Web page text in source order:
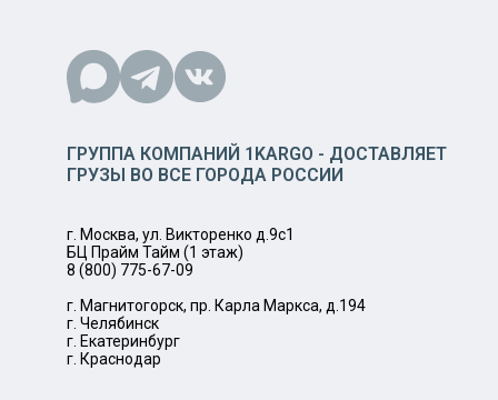
ГРУППА КОМПАНИЙ 1KARGO - ДОСТАВЛЯЕТ
ГРУЗЫ ВО ВСЕ ГОРОДА РОССИИ
г. Москва, ул. Викторенко д.9с1
БЦ Прайм Тайм (1 этаж)
8 (800) 775-67-09
г. Магнитогорск, пр. Карла Маркса, д.194
г. Челябинск
г. Екатеринбург
г. Краснодар